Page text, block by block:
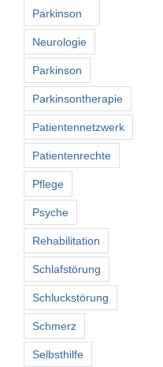
Parkinson
Neurologie
Parkinson
Parkinsontherapie
Patientennetzwerk
Patientenrechte
Pflege
Psyche
Rehabilitation
Schlafstörung
Schluckstörung
Schmerz
Selbsthilfe